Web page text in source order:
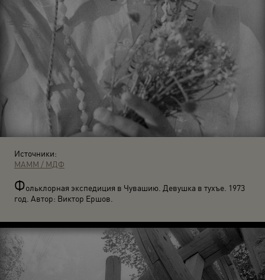
Источники:
МАММ / МДФ
Фольклорная экспедиция в Чувашию. Девушка в тухъе. 1973
год. Автор: Виктор Ершов.